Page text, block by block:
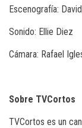
Escenografía:
Sonido: Ellie Diez
Cámara: Rafael
Sobre TVCortos
TVCortos es un